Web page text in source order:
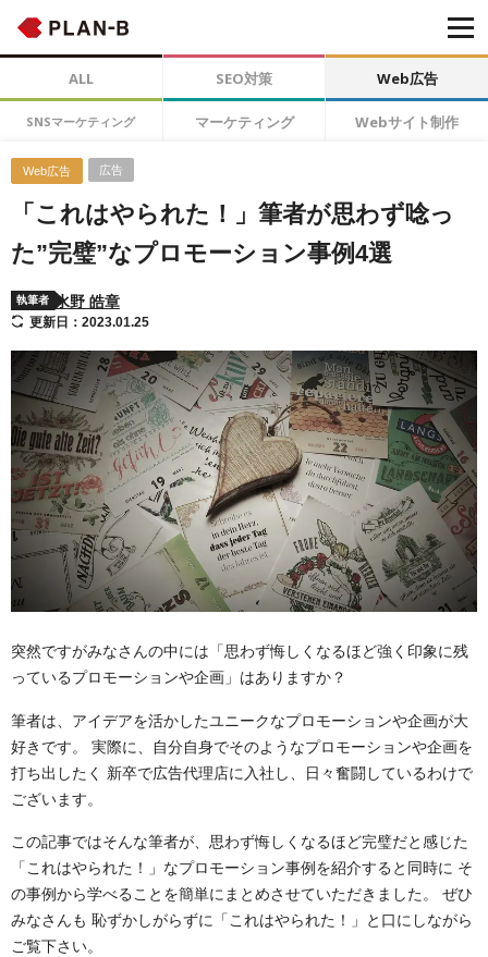
ALL SEO対策 Web広告
SNSマーケティング マーケティング Webサイト制作
Web広告 広告
「これはやられた！」筆者が思わず唸っ
た”完璧”なプロモーション事例4選
執筆者 水野 皓章
更新日：2023.01.25
突然ですがみなさんの中には「思わず悔しくなるほど強く印象に残
っているプロモーションや企画」はありますか？
筆者は、アイデアを活かしたユニークなプロモーションや企画が大
好きです。 実際に、自分自身でそのようなプロモーションや企画を
打ち出したく 新卒で広告代理店に入社し、日々奮闘しているわけで
ございます。
この記事ではそんな筆者が、思わず悔しくなるほど完璧だと感じた
「これはやられた！」なプロモーション事例を紹介すると同時に そ
の事例から学べることを簡単にまとめさせていただきました。 ぜひ
みなさんも 恥ずかしがらずに「これはやられた！」と口にしながら
ご覧下さい。